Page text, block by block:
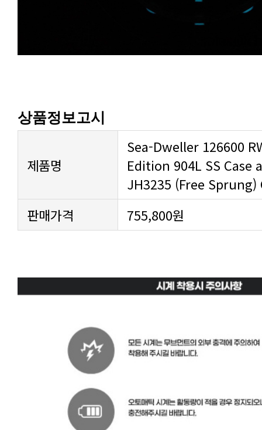
상품정보고시
제품명
JH3235 (Free
판매가격
755,800원